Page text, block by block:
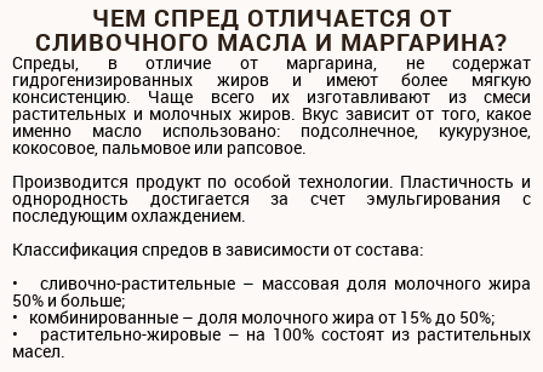
ЧЕМ СПРЕД ОТЛИЧАЕТСЯ ОТ
СЛИВОЧНОГО МАСЛА И МАРГАРИНА?
Спреды, в отличие от маргарина, не содержат
гидрогенизированных жиров и имеют более мягкую
консистенцию. Чаще всего их изготавливают из смеси
растительных и молочных жиров. Вкус зависит от того, какое
именно масло использовано: подсолнечное, кукурузное,
кокосовое, пальмовое или рапсовое.
Производится продукт по особой технологии. Пластичность и
однородность достигается за счет эмульгирования с
последующим охлаждением.
Классификация спредов в зависимости от состава:
• сливочно-растительные – массовая доля молочного жира
50% и больше;
• комбинированные – доля молочного жира от 15% до 50%;
• растительно-жировые – на 100% состоят из растительных
масел.